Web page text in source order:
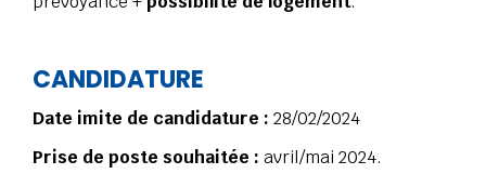
CANDIDATURE
Date imite de candidature : 28/02/2024
Prise de poste souhaitée : avril/mai 2024.